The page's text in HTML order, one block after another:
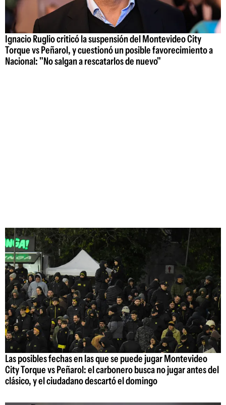
Ignacio Ruglio criticó la suspensión del Montevideo City
Torque vs Peñarol, y cuestionó un posible favorecimiento a
Nacional: "No salgan a rescatarlos de nuevo"
Las posibles fechas en las que se puede jugar Montevideo
City Torque vs Peñarol: el carbonero busca no jugar antes del
clásico, y el ciudadano descartó el domingo